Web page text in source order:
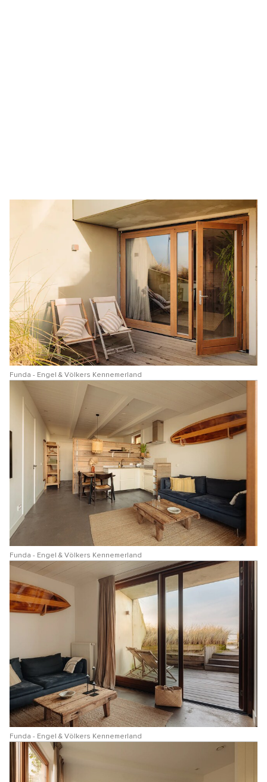
Funda - Engel & Völkers Kennemerland
Funda - Engel & Völkers Kennemerland
Funda - Engel & Völkers Kennemerland